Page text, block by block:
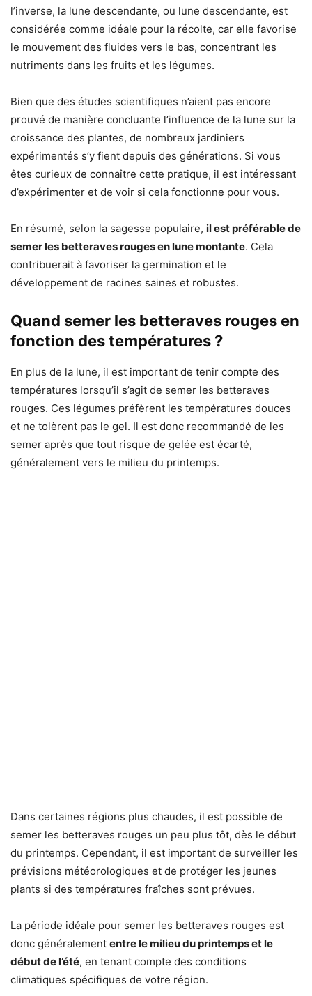
l’inverse, la lune descendante, ou lune descendante, est
considérée comme idéale pour la récolte, car elle favorise
le mouvement des fluides vers le bas, concentrant les
nutriments dans les fruits et les légumes.
Bien que des études scientifiques n’aient pas encore
prouvé de manière concluante l’influence de la lune sur la
croissance des plantes, de nombreux jardiniers
expérimentés s’y fient depuis des générations. Si vous
êtes curieux de connaître cette pratique, il est intéressant
d’expérimenter et de voir si cela fonctionne pour vous.
En résumé, selon la sagesse populaire, il est préférable de
semer les betteraves rouges en lune montante. Cela
contribuerait à favoriser la germination et le
développement de racines saines et robustes.
Quand semer les betteraves rouges en
fonction des températures ?
En plus de la lune, il est important de tenir compte des
températures lorsqu’il s’agit de semer les betteraves
rouges. Ces légumes préfèrent les températures douces
et ne tolèrent pas le gel. Il est donc recommandé de les
semer après que tout risque de gelée est écarté,
généralement vers le milieu du printemps.
Dans certaines régions plus chaudes, il est possible de
semer les betteraves rouges un peu plus tôt, dès le début
du printemps. Cependant, il est important de surveiller les
prévisions météorologiques et de protéger les jeunes
plants si des températures fraîches sont prévues.
La période idéale pour semer les betteraves rouges est
donc généralement entre le milieu du printemps et le
début de l’été, en tenant compte des conditions
climatiques spécifiques de votre région.